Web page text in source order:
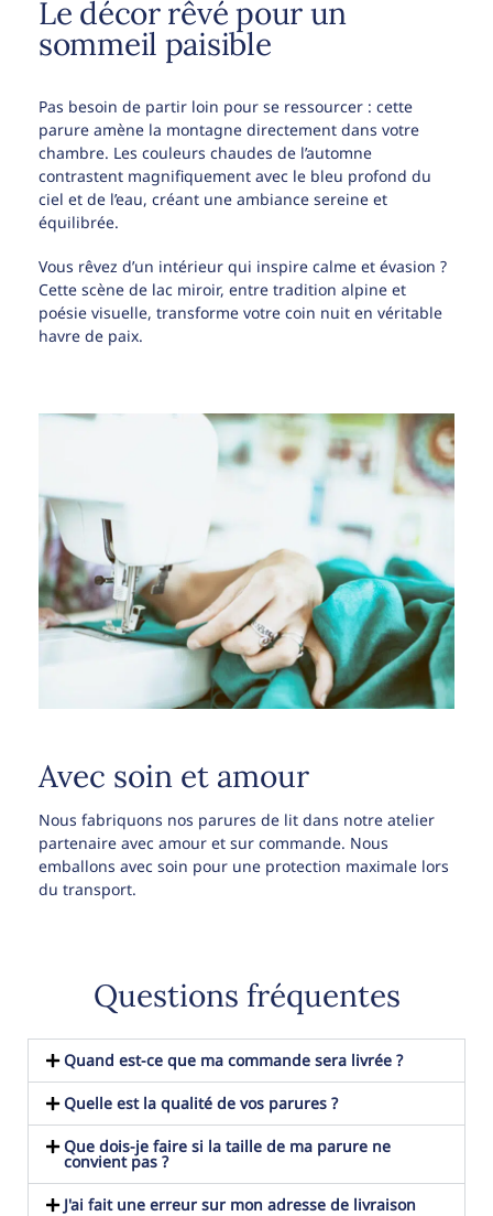
Le décor rêvé pour un
sommeil paisible
Pas besoin de partir loin pour se ressourcer : cette
parure amène la montagne directement dans votre
chambre. Les couleurs chaudes de l’automne
contrastent magnifiquement avec le bleu profond du
ciel et de l’eau, créant une ambiance sereine et
équilibrée.
Vous rêvez d’un intérieur qui inspire calme et évasion ?
Cette scène de lac miroir, entre tradition alpine et
poésie visuelle, transforme votre coin nuit en véritable
havre de paix.
Avec soin et amour
Nous fabriquons nos parures de lit dans notre atelier
partenaire avec amour et sur commande. Nous
emballons avec soin pour une protection maximale lors
du transport.
Questions fréquentes
Quand est-ce que ma commande sera livrée ?
Quelle est la qualité de vos parures ?
Que dois-je faire si la taille de ma parure ne
convient pas ?
J'ai fait une erreur sur mon adresse de livraison